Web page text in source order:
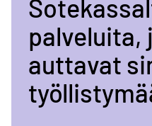
palveluita,
auttavat